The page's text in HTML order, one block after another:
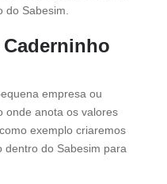
do Sabesim.
empresa ou
onde anota os valores
exemplo criaremos
dentro do Sabesim para